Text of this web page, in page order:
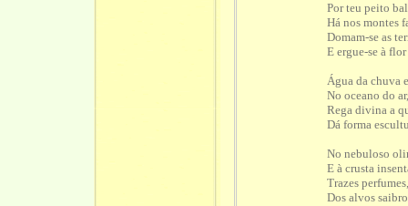
Por teu peito
Há nos montes
Domam-se as
E ergue-se à
Água da chuva
No oceano do
Rega divina a
Dá forma
No nebuloso
E à crusta
Trazes
Dos alvos